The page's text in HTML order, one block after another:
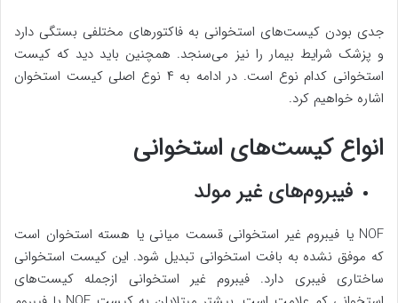
جدی بودن کیست‌های استخوانی به فاکتورهای مختلفی بستگی دارد
و پزشک شرایط بیمار را نیز می‌سنجد. همچنین باید دید که کیست
استخوانی کدام نوع است. در ادامه به ۴ نوع اصلی کیست استخوان
اشاره خواهیم کرد.
انواع کیست‌های استخوانی
فیبروم‌های غیر مولد
NOF یا فیبروم غیر استخوانی قسمت میانی یا هسته استخوان است
که موفق نشده به بافت استخوانی تبدیل شود. این کیست استخوانی
ساختاری فیبری دارد. فیبروم غیر استخوانی ازجمله کیست‌های